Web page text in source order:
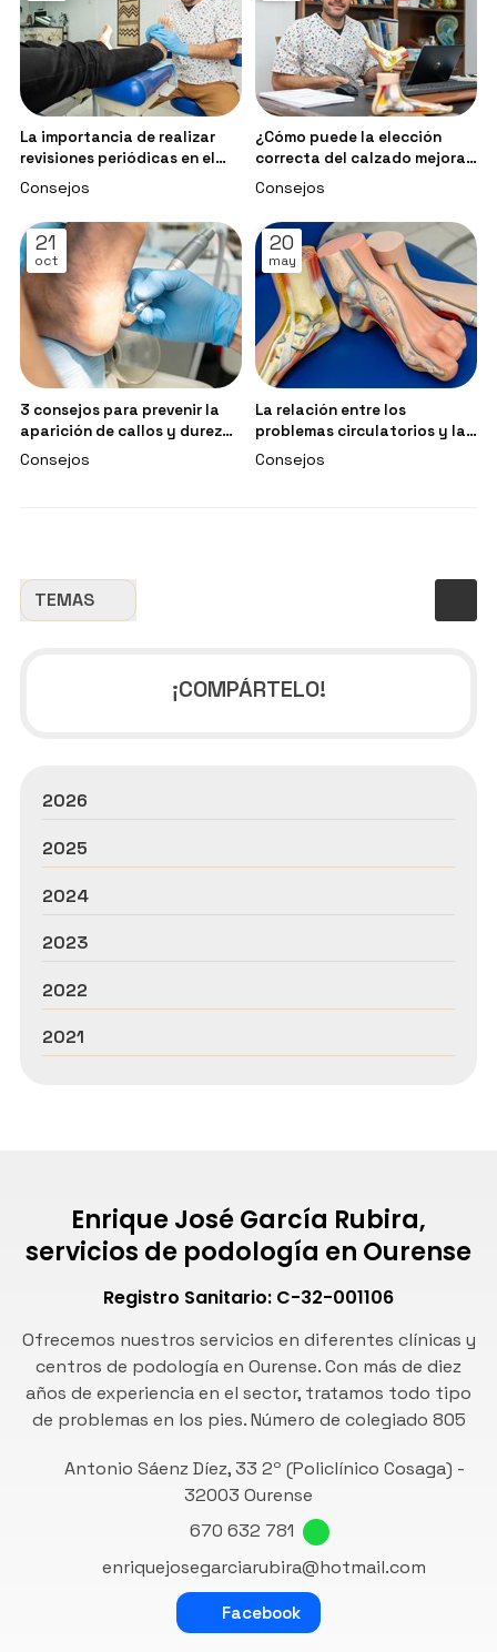
TEMAS
La importancia de realizar
revisiones periódicas en el
podólogo
Consejos
¿Cómo puede la elección
correcta del calzado mejorar
la marcha?
Consejos
21
oct
3 consejos para prevenir la
aparición de callos y durezas
en los pies
Consejos
20
may
La relación entre los
problemas circulatorios y la
salud de los pies
Consejos
¡COMPÁRTELO!
2026
2025
2024
2023
2022
2021
Enrique José García Rubira,
servicios de podología en Ourense
Registro Sanitario: C-32-001106
Ofrecemos nuestros servicios en diferentes clínicas y
centros de podología en Ourense. Con más de diez
años de experiencia en el sector, tratamos todo tipo
de problemas en los pies. Número de colegiado 805
Antonio Sáenz Díez, 33 2º (Policlínico Cosaga) -
32003 Ourense
670 632 781
enriquejosegarciarubira@hotmail.com
Facebook